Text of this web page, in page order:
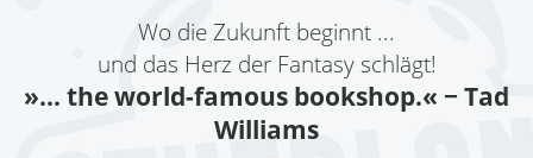
Wo die Zukunft beginnt ...
und das Herz der Fantasy schlägt!
»... the world-famous bookshop.« − Tad
Williams